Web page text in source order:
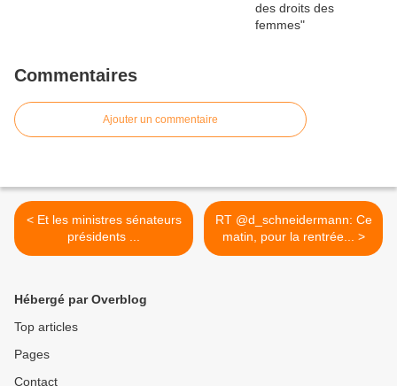
Commentaires
Ajouter un commentaire
< Et les ministres sénateurs
présidents ...
RT @d_schneidermann: Ce
matin, pour la rentrée... >
Hébergé par Overblog
Top articles
Pages
Contact